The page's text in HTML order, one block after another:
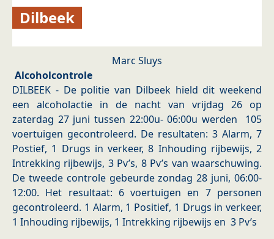
Dilbeek
Marc Sluys
Alcoholcontrole
DILBEEK - De politie van Dilbeek hield dit weekend
een alcoholactie in de nacht van vrijdag 26 op
zaterdag 27 juni tussen 22:00u- 06:00u werden 105
voertuigen gecontroleerd. De resultaten: 3 Alarm, 7
Postief, 1 Drugs in verkeer, 8 Inhouding rijbewijs, 2
Intrekking rijbewijs, 3 Pv’s, 8 Pv’s van waarschuwing.
De tweede controle gebeurde zondag 28 juni, 06:00-
12:00. Het resultaat: 6 voertuigen en 7 personen
gecontroleerd. 1 Alarm, 1 Positief, 1 Drugs in verkeer,
1 Inhouding rijbewijs, 1 Intrekking rijbewijs en 3 Pv’s